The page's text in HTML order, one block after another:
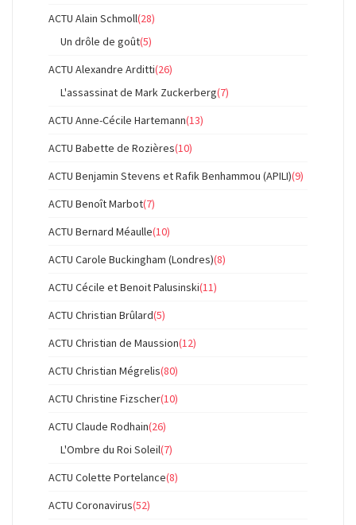
ACTU Alain Schmoll(28)
Un drôle de goût(5)
ACTU Alexandre Arditti(26)
L'assassinat de Mark Zuckerberg(7)
ACTU Anne-Cécile Hartemann(13)
ACTU Babette de Rozières(10)
ACTU Benjamin Stevens et Rafik Benhammou (APILI)(9)
ACTU Benoît Marbot(7)
ACTU Bernard Méaulle(10)
ACTU Carole Buckingham (Londres)(8)
ACTU Cécile et Benoit Palusinski(11)
ACTU Christian Brûlard(5)
ACTU Christian de Maussion(12)
ACTU Christian Mégrelis(80)
ACTU Christine Fizscher(10)
ACTU Claude Rodhain(26)
L'Ombre du Roi Soleil(7)
ACTU Colette Portelance(8)
ACTU Coronavirus(52)